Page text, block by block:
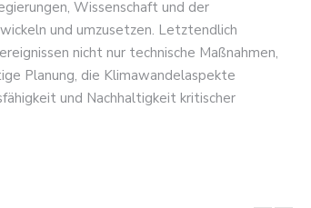
Wissenschaft und der
und umzusetzen. Letztendlich
nicht nur technische Maßnahmen,
Planung, die Klimawandelaspekte
und Nachhaltigkeit kritischer